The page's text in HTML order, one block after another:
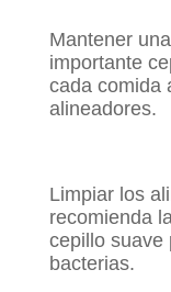
Mantener
importante
cada comida
alineadores.
Limpiar los
recomienda
cepillo suave
bacterias.